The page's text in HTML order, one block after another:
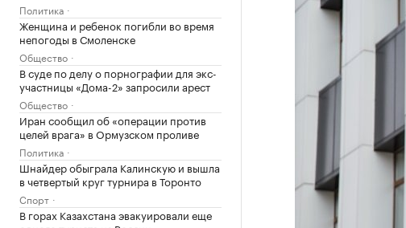
Политика
Женщина и ребенок погибли во время
непогоды в Смоленске
Общество
В суде по делу о порнографии для экс-
участницы «Дома-2» запросили арест
Общество
Иран сообщил об «операции против
целей врага» в Ормузском проливе
Политика
Шнайдер обыграла Калинскую и вышла
в четвертый круг турнира в Торонто
Спорт
В горах Казахстана эвакуировали еще